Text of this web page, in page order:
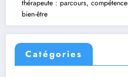
thérapeute : parcours,
bien-être
Catégories